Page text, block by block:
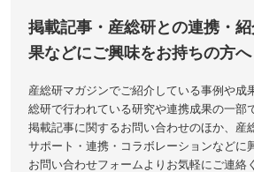
掲載記事・産総研との連携・
果などにご興味をお持ちの方へ
産総研マガジンでご紹介している事例や成
総研で行われている研究や連携成果の一部
掲載記事に関するお問い合わせのほか、産
サポート・連携・コラボレーションなどに
お問い合わせフォームよりお気軽にご連絡